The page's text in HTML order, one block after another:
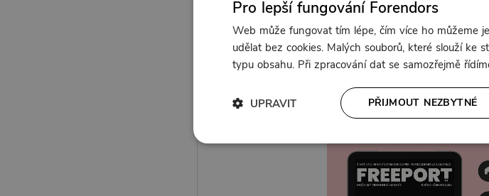
trilogii retro dungeonovek Wizardry 6, 7 a 8.
Pro lepší fungování Forendors
Web může fungovat tím lépe, čím více ho můžeme
udělat bez cookies. Malých souborů, které slouží ke
typu obsahu. Při zpracování dat se samozřejmě
PŘIJMOUT NEZBYTNÉ
UPRAVIT